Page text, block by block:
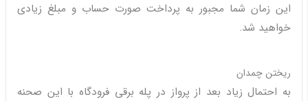
این زمان شما مجبور به پرداخت صورت حساب و مبلغ زیادی
خواهید شد.
ریختن چمدان
به احتمال زیاد بعد از پرواز در پله برقی فرودگاه با این صحنه